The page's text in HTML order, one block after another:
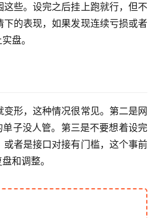
些。设完之后挂上跑就行，但不
的表现，如果发现连续亏损或者
盘。
形，这种情况很常见。第二是网
子没人管。第三是不要想着设完
者是接口对接有门槛，这个事前
和调整。